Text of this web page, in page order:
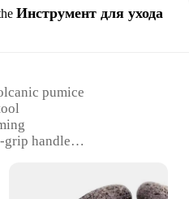
Инструмент для ухода
pumice
grip handle
dead skin cells
and use on feet